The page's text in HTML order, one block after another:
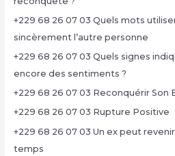
+229 68 26 07 03 Quels mots
sincèrement l’autre personne
+229 68 26 07 03 Quels signes
encore des sentiments ?
+229 68 26 07 03 Reconquérir Son
+229 68 26 07 03 Rupture Positive
+229 68 26 07 03 Un ex peut
temps